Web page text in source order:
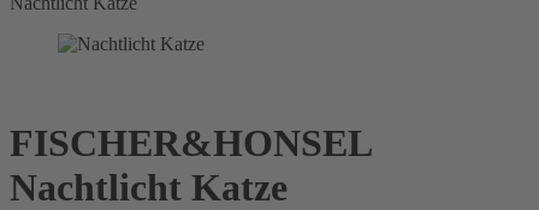
FISCHER&HONSEL
Nachtlicht Katze